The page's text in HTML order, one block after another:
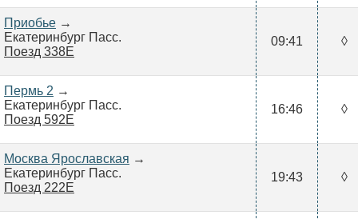
Приобье →
Екатеринбург Пасс.
Поезд 338Е
09:41 ◊
Пермь 2 →
Екатеринбург Пасс.
Поезд 592Е
16:46 ◊
Москва Ярославская →
Екатеринбург Пасс.
Поезд 222Е
19:43 ◊